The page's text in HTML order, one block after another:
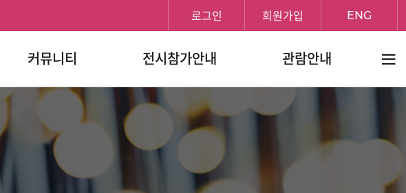
로그인 회원가입 ENG
커뮤니티 전시참가안내 관람안내 전체
보기